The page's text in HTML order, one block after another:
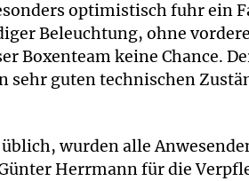
optimistisch fuhr ein
Beleuchtung, ohne
Boxenteam keine Chance.
sehr guten technischen
wurden alle
Herrmann für die